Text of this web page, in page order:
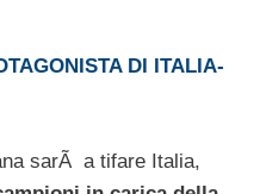
DI ITALIA-
sarÃ a tifare Italia,